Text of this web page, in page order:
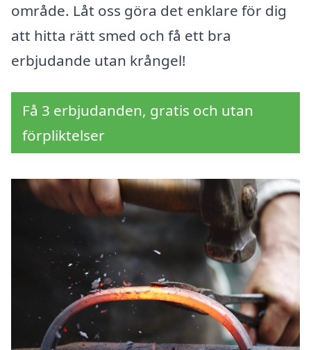
område. Låt oss göra det enklare för dig
att hitta rätt smed och få ett bra
erbjudande utan krångel!
Få 3 erbjudanden, gratis och utan
förpliktelser